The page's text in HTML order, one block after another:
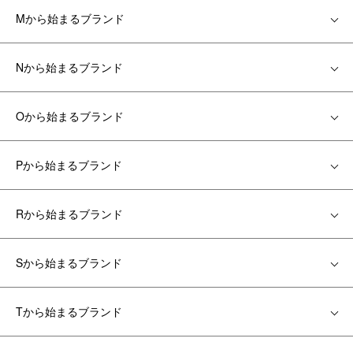
Mから始まるブランド
Nから始まるブランド
Oから始まるブランド
Pから始まるブランド
Rから始まるブランド
Sから始まるブランド
Tから始まるブランド